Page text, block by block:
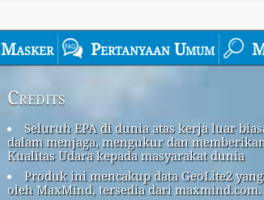
Masker Pertanyaan Umum
Credits
Seluruh EPA di dunia atas kerja luar
dalam menjaga, mengukur dan
Kualitas Udara kepada masyarakat dunia
Produk ini mencakup data GeoLite2
oleh MaxMind, tersedia dari maxmind.com.